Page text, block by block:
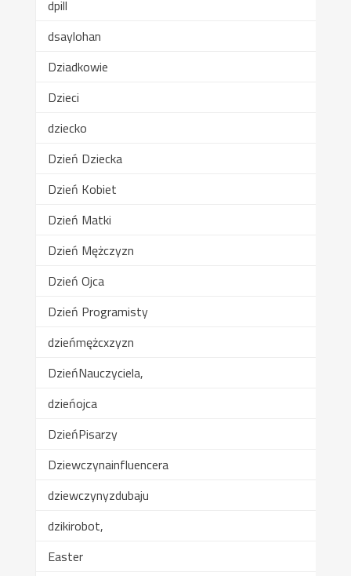
dpill
dsaylohan
Dziadkowie
Dzieci
dziecko
Dzień Dziecka
Dzień Kobiet
Dzień Matki
Dzień Mężczyzn
Dzień Ojca
Dzień Programisty
dzieńmężcxzyzn
DzieńNauczyciela,
dzieńojca
DzieńPisarzy
Dziewczynainfluencera
dziewczynyzdubaju
dzikirobot,
Easter